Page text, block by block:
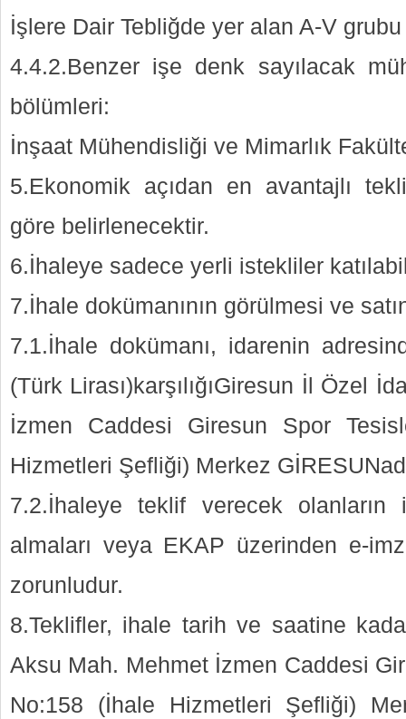
İşlere Dair Tebliğde yer alan A-V
4.4.2.Benzer işe denk sayılacak
bölümleri:
İnşaat Mühendisliği ve Mimarlık
5.Ekonomik açıdan en avantajlı
göre belirlenecektir.
6.İhaleye sadece yerli istekliler
7.İhale dokümanının görülmesi ve
7.1.İhale dokümanı, idarenin
(Türk Lirası)karşılığıGiresun İl Özel
İzmen Caddesi Giresun Spor
Hizmetleri Şefliği) Merkez
7.2.İhaleye teklif verecek olanların
almaları veya EKAP üzerinden e-
zorunludur.
8.Teklifler, ihale tarih ve saatine
Aksu Mah. Mehmet İzmen Caddesi
No:158 (İhale Hizmetleri Şefliği)